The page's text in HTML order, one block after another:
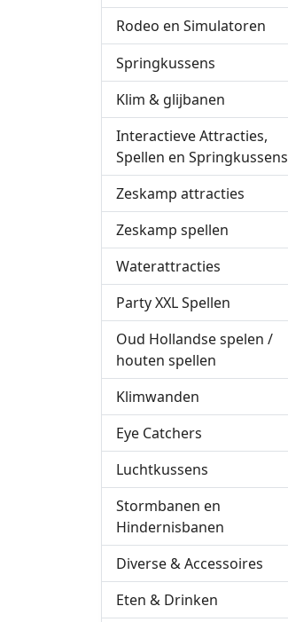
Rodeo en Simulatoren
Springkussens
Klim & glijbanen
Interactieve Attracties,
Spellen en Springkussens
Zeskamp attracties
Zeskamp spellen
Waterattracties
Party XXL Spellen
Oud Hollandse spelen /
houten spellen
Klimwanden
Eye Catchers
Luchtkussens
Stormbanen en
Hindernisbanen
Diverse & Accessoires
Eten & Drinken